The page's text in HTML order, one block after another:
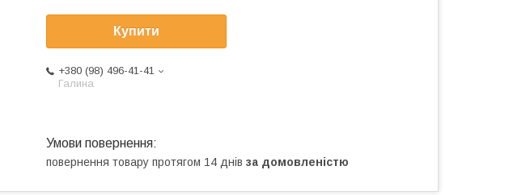
Купити
+380 (98) 496-41-41
Галина
повернення товару протягом 14 днів за домовленістю